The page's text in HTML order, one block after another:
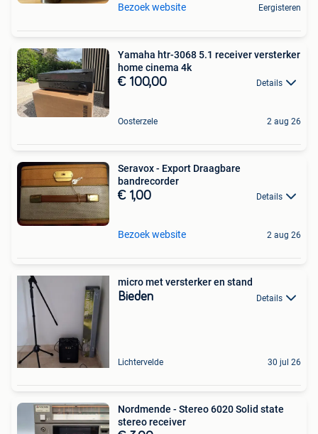
Bezoek website Eergisteren
Yamaha htr-3068 5.1 receiver versterker
home cinema 4k
€ 100,00 Details
Oosterzele 2 aug 26
Seravox - Export Draagbare
bandrecorder
€ 1,00 Details
Bezoek website 2 aug 26
micro met versterker en stand
Bieden Details
Lichtervelde 30 jul 26
Nordmende - Stereo 6020 Solid state
stereo receiver